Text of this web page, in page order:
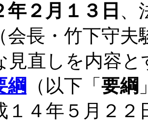
年２月１３日 、
会長・竹下守夫
見直しを内容と
綱 （以下「 要綱
１４年５月２